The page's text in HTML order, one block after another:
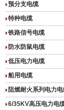
预分支电缆
特种电缆
铁路信号电缆
防水防鼠电缆
低压电力电缆
船用电缆
阻燃耐火系列电力
6/35KV高压电力电